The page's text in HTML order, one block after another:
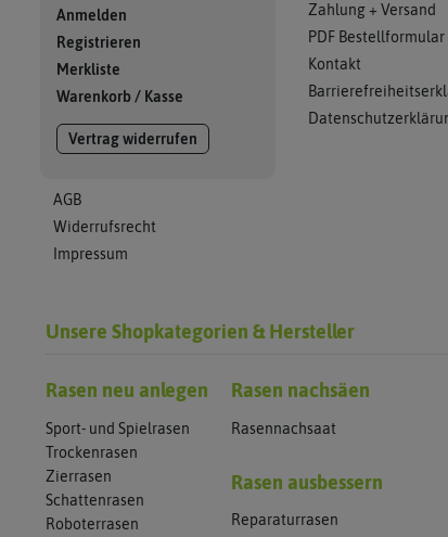
Anmelden
Registrieren
Merkliste
Warenkorb / Kasse
Vertrag widerrufen
AGB
Widerrufsrecht
Impressum
Zahlung + Versand
PDF Bestellformular
Kontakt
Unsere Shopkategorien & Hersteller
Rasen neu anlegen
Sport- und Spielrasen
Trockenrasen
Zierrasen
Schattenrasen
Roboterrasen
Rasen nachsäen
Rasennachsaat
Rasen ausbessern
Reparaturrasen